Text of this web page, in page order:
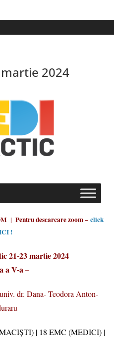
2024
| Pentru descarcare zoom – click
!
21-23 martie 2024
a V-a –
dr. Dana- Teodora Anton-
| 18 EMC (MEDICI) |